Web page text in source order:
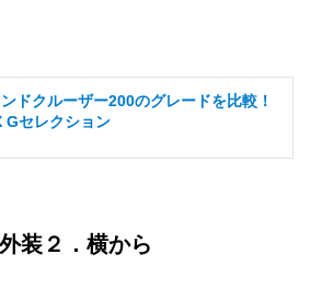
ンドクルーザー200のグレードを比較！
Gセレクション
装２．横から